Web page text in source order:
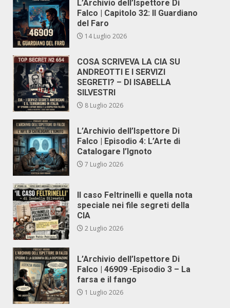
L’Archivio dell’Ispettore Di
Falco | Capitolo 32: Il Guardiano
del Faro
14 Luglio 2026
COSA SCRIVEVA LA CIA SU
ANDREOTTI E I SERVIZI
SEGRETI? – DI ISABELLA
SILVESTRI
8 Luglio 2026
L’Archivio dell’Ispettore Di
Falco | Episodio 4: L’Arte di
Catalogare l’Ignoto
7 Luglio 2026
Il caso Feltrinelli e quella nota
speciale nei file segreti della
CIA
2 Luglio 2026
L’Archivio dell’Ispettore Di
Falco | 46909 -Episodio 3 – La
farsa e il fango
1 Luglio 2026